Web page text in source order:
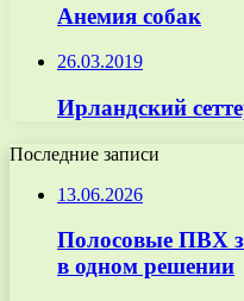
Анемия собак
26.03.2019
Ирландский
Последние записи
13.06.2026
Полосовые ПВХ
в одном решении